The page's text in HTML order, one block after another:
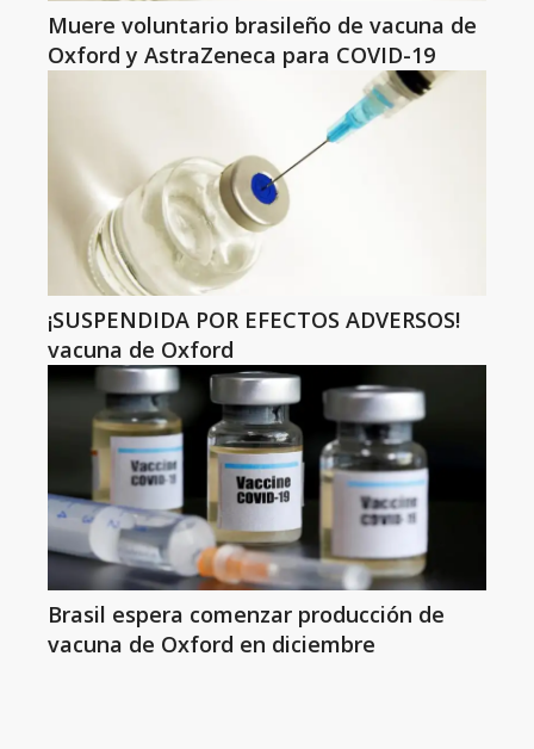
Muere voluntario brasileño de vacuna de
Oxford y AstraZeneca para COVID-19
¡SUSPENDIDA POR EFECTOS ADVERSOS!
vacuna de Oxford
Brasil espera comenzar producción de
vacuna de Oxford en diciembre